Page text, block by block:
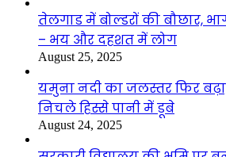
तेलगाड में बोल्डरों की बौछार,
– भय और दहशत में लोग
August 25, 2025
यमुना नदी का जलस्तर फिर
निचले हिस्से पानी में डूबे
August 24, 2025